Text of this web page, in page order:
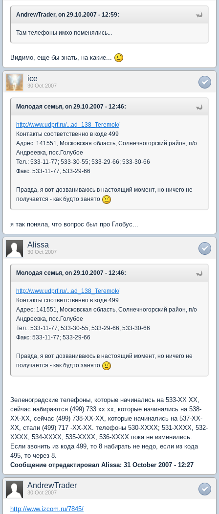
AndrewTrader, on 29.10.2007 - 12:59:
Там телефоны имхо поменялись...
Видимо, еще бы знать, на какие...
ice
30 Oct 2007
Молодая семья, on 29.10.2007 - 12:46:
http://www.udprf.ru/...ad_138_Teremok/
Контакты соответственно в коде 499
Адрес: 141551, Московская область, Солнечногорский район, п/о
Андреевка, пос.Голубое
Тел.: 533-11-77; 533-30-55; 533-29-66; 533-30-66
Факс: 533-11-77; 533-29-66
Правда, я вот дозваниваюсь в настоящий момент, но ничего не
получается - как будто занято
я так поняла, что вопрос был про Глобус...
Alissa
30 Oct 2007
Молодая семья, on 29.10.2007 - 12:46:
http://www.udprf.ru/...ad_138_Teremok/
Контакты соответственно в коде 499
Адрес: 141551, Московская область, Солнечногорский район, п/о
Андреевка, пос.Голубое
Тел.: 533-11-77; 533-30-55; 533-29-66; 533-30-66
Факс: 533-11-77; 533-29-66
Правда, я вот дозваниваюсь в настоящий момент, но ничего не
получается - как будто занято
Зеленоградские телефоны, которые начинались на 533-ХХ ХХ,
сейчас набираются (499) 733 хх хх, которые начинались на 538-
ХХ-ХХ, сейчас (499) 738-ХХ-ХХ, которые начинались на 537-ХХ-
ХХ, стали (499) 717 -ХХ-ХХ. телефоны 530-ХХХХ; 531-ХХХХ, 532-
ХХХХ, 534-ХХХХ, 535-ХХХХ, 536-ХХХХ пока не изменились.
Если звонить из кода 499, то 8 набирать не недо, если из кода
495, то через 8.
Сообщение отредактировал Alissa: 31 October 2007 - 12:27
AndrewTrader
30 Oct 2007
http://www.izcom.ru/7845/